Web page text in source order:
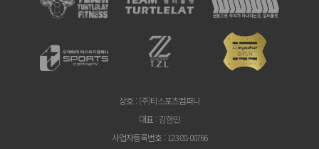
상호 : (주)티스포츠컴퍼니
대표 : 김한민
사업자등록번호 : 123-88-00766